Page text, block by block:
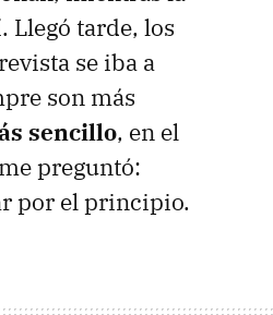
Llegó tarde, los
se iba a
son más
sencillo, en el
preguntó:
por el principio.